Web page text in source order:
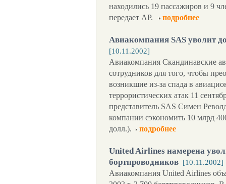
находились 19 пассажиров и 9
передает АР.
подробнее
Авиакомпания SAS уволит
[10.11.2002]
Авиакомпания Скандинавские
сотрудников для того, чтобы
возникшие из-за спада в
террористических атак 11
представитель SAS Симен
компании сэкономить 10 млрд
долл.).
подробнее
United Airlines намерена
бортпроводников [10.11.2002]
Авиакомпания United Airlines